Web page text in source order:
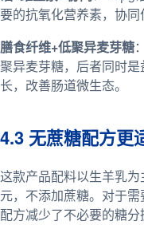
要的抗氧化营养素，协同
膳食纤维+低聚异麦芽糖
聚异麦芽糖，后者同时
长，改善肠道微生态。
4.3 无蔗糖配方更
这款产品配料以生羊乳
元，不添加蔗糖。对于
配方减少了不必要的糖分